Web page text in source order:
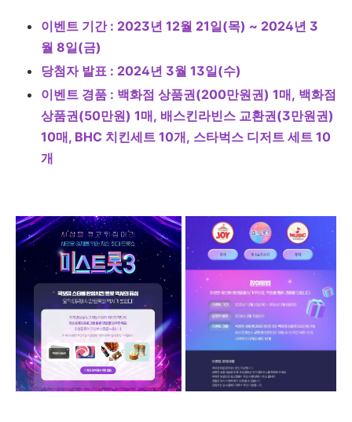
이벤트 기간 : 2023년 12월 21일(목) ~ 2024년 3
월 8일(금)
당첨자 발표 : 2024년 3월 13일(수)
이벤트 경품 : 백화점 상품권(200만원권) 1매, 백화점
상품권(50만원) 1매, 배스킨라빈스 교환권(3만원권)
10매, BHC 치킨세트 10개, 스타벅스 디저트 세트 10
개